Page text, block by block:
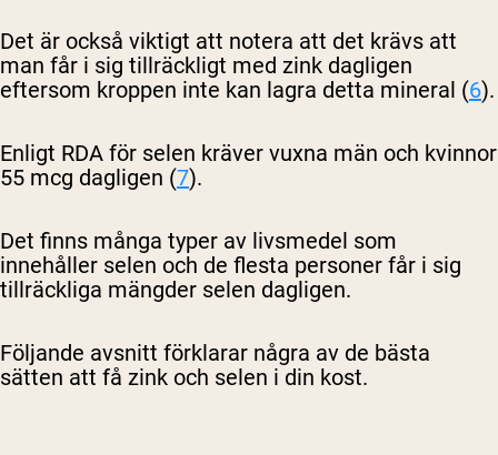
Det är också viktigt att notera att det krävs att
man får i sig tillräckligt med zink dagligen
eftersom kroppen inte kan lagra detta mineral (6).
Enligt RDA för selen kräver vuxna män och kvinnor
55 mcg dagligen (7).
Det finns många typer av livsmedel som
innehåller selen och de flesta personer får i sig
tillräckliga mängder selen dagligen.
Följande avsnitt förklarar några av de bästa
sätten att få zink och selen i din kost.
Shipping Country: Language: